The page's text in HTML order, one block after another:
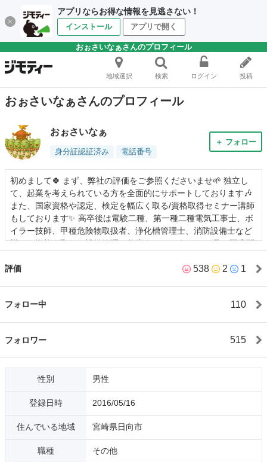
アプリならお得な情報を見逃さない！
インストール アプリで開く
おぉさいなぁさんのプロフィール
地域選択 検索 ログイン 投稿
おぉさいなぁさんのプロフィール
おぉさいなぁ
身分証認証済み 電話番号
＋ フォロー
初めまして🍀 まず、弊社の評価をご参照くださいませ🌱 独立し
て、起業を考えられている方を全面的にサポートしております🎶
また、国家資格や認定、検定を幅広く取る/資格取得セミナー講師
もしております✨ 高卒後は電験二種、第一種二種電気工事士、ボ
イラー技師、甲種危険物取扱者、浄化槽管理士、消防設備士など
様々な資格を取り、設備管理の仕事をしていました。 又、医療関
リハビリテーション指導士 地域糖尿病療養指導士 福祉用具プラン
第951100016834 今後の人生は、「雇う側の人生」に立つ為、
です。 又、ジモティーを通して色んな方々と ご縁を頂きました✨
詳細は評価をご参照ください☘️ ジモティーでの物品のやり取りに
は、 以下の元をモットーに取り組んでおります 🌿当方が販売する
際、 以下の事を基準にしております🌿 ✨連絡レスポンスが早
い方 ✨引き渡しが早い期日で可能な方 ✨過去に取引をされた方々
✨私をフォローされている方々 ✨私が信頼出来る方、私を信頼し
て 頂いている方々 ☘️又、当方がご購入させて頂く際は、
災害で被害に遭われた方々に、 色んな支援をさせて頂く
のを、 そのまま寄付する形です✨ ☘️是非、
評価 538 2 1
フォロー中 110
フォロワー 515
性別 男性
登録日時 2016/05/16
住んでいる地域 宮崎県日向市
職種 その他